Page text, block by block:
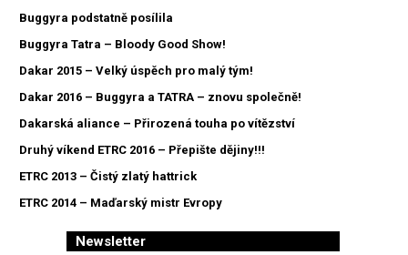
Buggyra podstatně posílila
Buggyra Tatra – Bloody Good Show!
Dakar 2015 – Velký úspěch pro malý tým!
Dakar 2016 – Buggyra a TATRA – znovu společně!
Dakarská aliance – Přirozená touha po vítězství
Druhý víkend ETRC 2016 – Přepište dějiny!!!
ETRC 2013 – Čistý zlatý hattrick
ETRC 2014 – Maďarský mistr Evropy
Newsletter